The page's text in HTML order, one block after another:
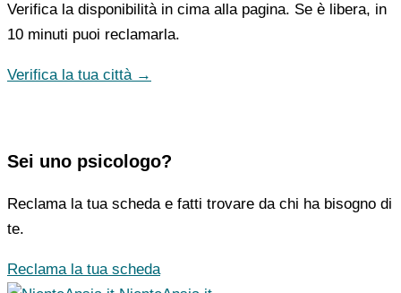
Verifica la disponibilità in cima alla pagina. Se è libera, in
10 minuti puoi reclamarla.
Verifica la tua città →
Sei uno psicologo?
Reclama la tua scheda e fatti trovare da chi ha bisogno di
te.
Reclama la tua scheda